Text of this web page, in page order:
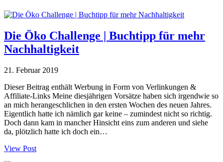
Die Öko Challenge | Buchtipp für mehr
Nachhaltigkeit
21. Februar 2019
Dieser Beitrag enthält Werbung in Form von Verlinkungen &
Affiliate-Links Meine diesjährigen Vorsätze haben sich irgendwie so
an mich herangeschlichen in den ersten Wochen des neuen Jahres.
Eigentlich hatte ich nämlich gar keine – zumindest nicht so richtig.
Doch dann kam in mancher Hinsicht eins zum anderen und siehe
da, plötzlich hatte ich doch ein…
View Post